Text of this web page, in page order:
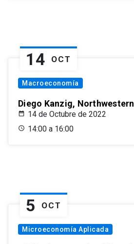
14 OCT
Macroeconomía
Diego Kanzig, Northwestern
14 de Octubre de 2022
14:00 a 16:00
5 OCT
Microeconomía Aplicada